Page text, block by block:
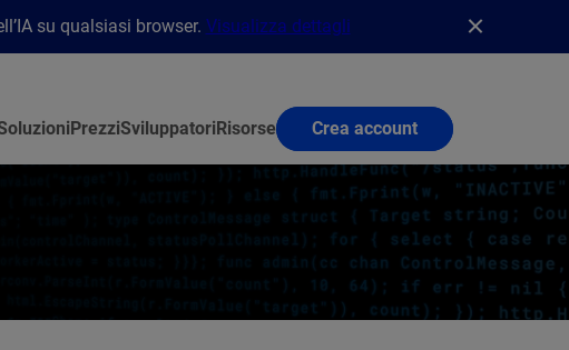
su qualsiasi browser. Visualizza dettagli
PrezziSviluppatoriRisorse Crea account